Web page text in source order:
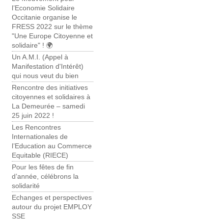
l’Economie Solidaire
Occitanie organise le
FRESS 2022 sur le thème
"Une Europe Citoyenne et
solidaire" ! 🌍
Un A.M.I. (Appel à
Manifestation d'Intérêt)
qui nous veut du bien
Rencontre des initiatives
citoyennes et solidaires à
La Demeurée – samedi
25 juin 2022 !
Les Rencontres
Internationales de
l’Education au Commerce
Equitable (RIECE)
Pour les fêtes de fin
d’année, célébrons la
solidarité
Echanges et perspectives
autour du projet EMPLOY
SSE